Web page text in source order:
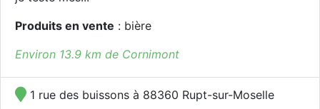
Produits en vente : bière
Environ 13.9 km de Cornimont
1 rue des buissons à 88360 Rupt-sur-Moselle